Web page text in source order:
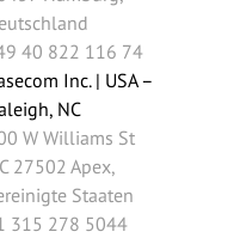
40 822 116 74
Inc. | USA –
NC
W Williams St
27502 Apex,
Staaten
315 278 5044